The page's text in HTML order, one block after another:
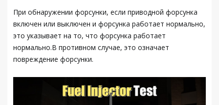
При обнаружении форсунки, если приводной форсунка
включен или выключен и форсунка работает нормально,
это указывает на то, что форсунка работает
нормально.В противном случае, это означает
повреждение форсунки.